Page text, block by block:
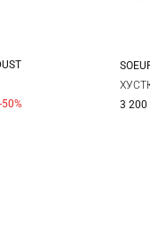
50%
3